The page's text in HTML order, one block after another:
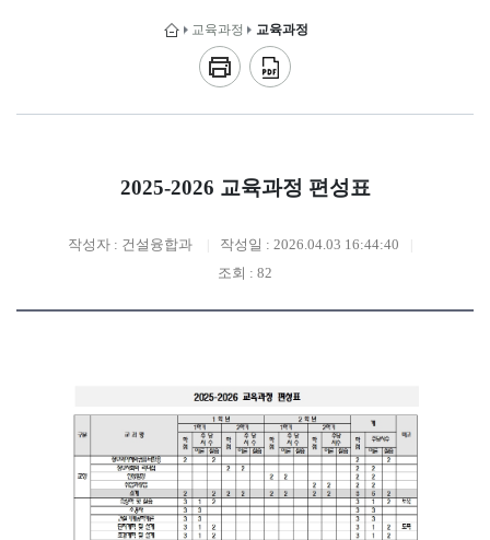
교육과정 교육과정
2025-2026 교육과정 편성표
작성자 : 건설융합과
작성일 : 2026.04.03 16:44:40
조회 : 82